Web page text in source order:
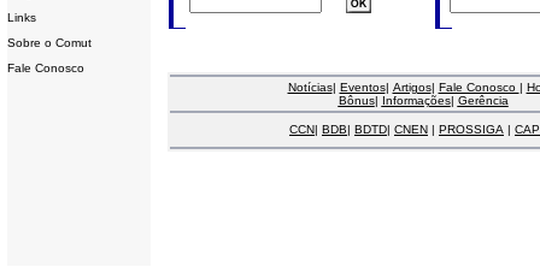
Links
Sobre o Comut
Fale Conosco
Notícias| Eventos| Artigos| Fale Conosco |
Bônus| Informações| Gerência
CCN| BDB| BDTD| CNEN | PROSSIGA |